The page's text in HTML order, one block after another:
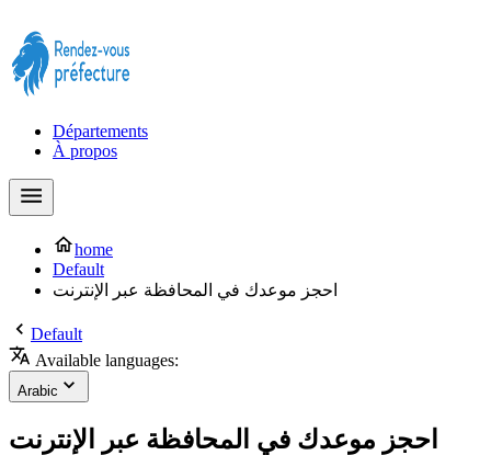
Départements
À propos
home
Default
احجز موعدك في المحافظة عبر الإنترنت
Default
Available languages:
Arabic
احجز موعدك في المحافظة عبر الإنترنت